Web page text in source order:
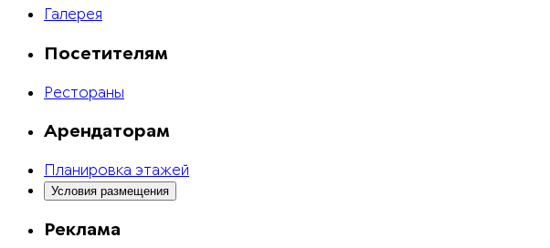
Галерея
Посетителям
Рестораны
Арендаторам
Планировка этажей
Условия размещения
Реклама